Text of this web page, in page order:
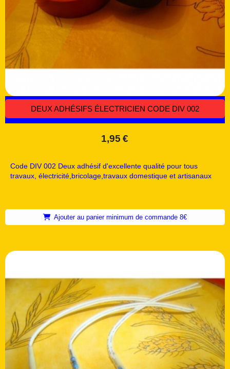
DEUX ADHÉSIFS ÉLECTRICIEN CODE DIV 002
1,95 €
Code DIV 002 Deux adhésif d'excellente qualité pour tous
travaux, électricité,bricolage,travaux domestique et artisanaux
Ajouter au panier minimum de commande 8€